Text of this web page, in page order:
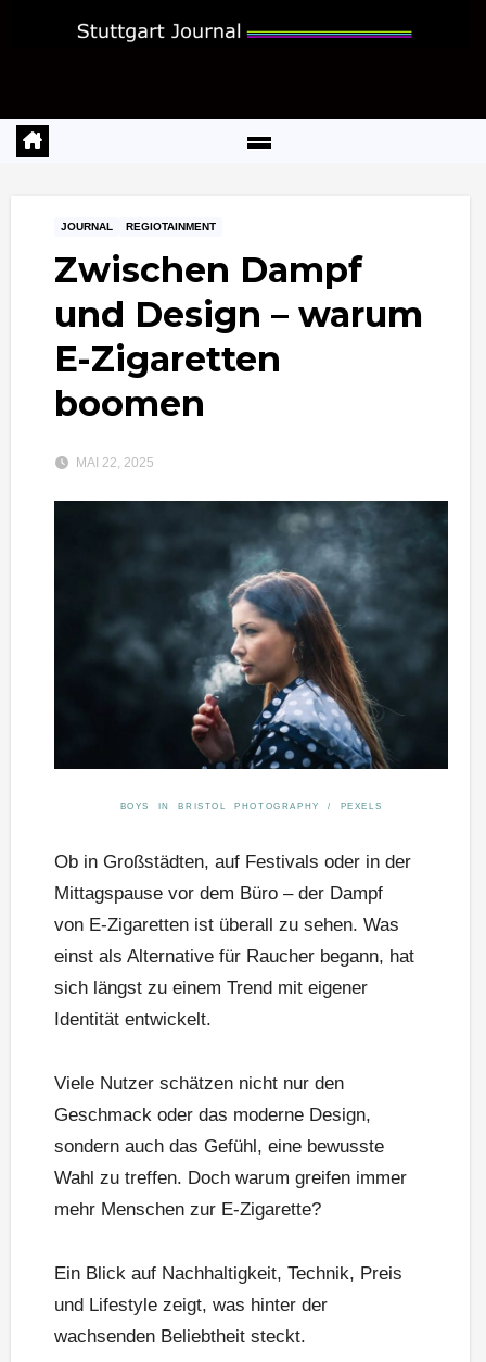
JOURNAL REGIOTAINMENT
Zwischen Dampf
und Design – warum
E-Zigaretten
boomen
MAI 22, 2025
BOYS IN BRISTOL PHOTOGRAPHY / PEXELS
Ob in Großstädten, auf Festivals oder in der
Mittagspause vor dem Büro – der Dampf
von E-Zigaretten ist überall zu sehen. Was
einst als Alternative für Raucher begann, hat
sich längst zu einem Trend mit eigener
Identität entwickelt.
Viele Nutzer schätzen nicht nur den
Geschmack oder das moderne Design,
sondern auch das Gefühl, eine bewusste
Wahl zu treffen. Doch warum greifen immer
mehr Menschen zur E-Zigarette?
Ein Blick auf Nachhaltigkeit, Technik, Preis
und Lifestyle zeigt, was hinter der
wachsenden Beliebtheit steckt.